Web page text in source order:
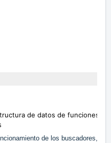
de datos de funciones
de los buscadores,